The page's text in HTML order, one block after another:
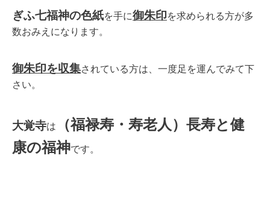
ぎふ七福神の色紙を手に御朱印を求められる方が多
数おみえになります。
御朱印を収集されている方は、一度足を運んでみて下
さい。
大覚寺は
（福禄寿・寿老人）長寿と健
康の福神です。